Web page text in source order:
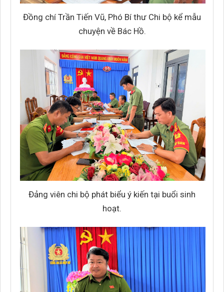
Đồng chí Trần Tiến Vũ, Phó Bí thư Chi bộ kể mẫu
chuyện về Bác Hồ.
Đảng viên chi bộ phát biểu ý kiến tại buổi sinh
hoạt.